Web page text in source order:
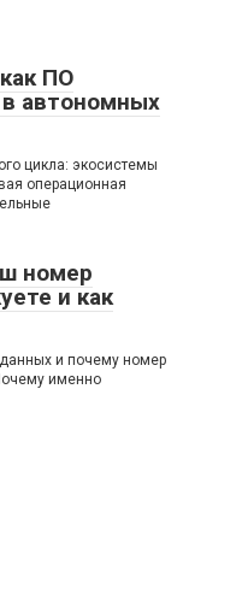
ПО
автономных
цикла: экосистемы
операционная
номер
и как
и почему номер
именно